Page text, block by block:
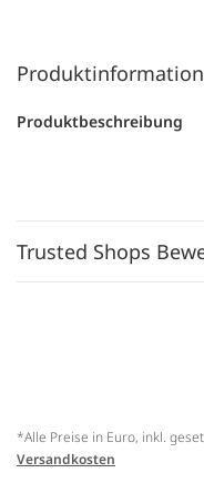
Produktbeschreibung
Trusted Shops
*Alle Preise in Euro, inkl.
Versandkosten